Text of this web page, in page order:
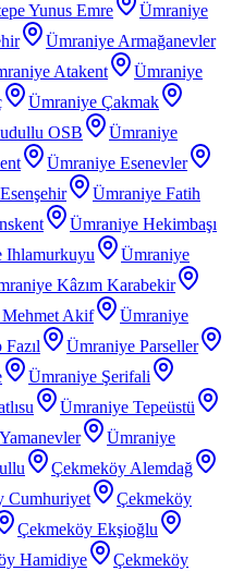
Yunus Emre
Ümraniye
Ümraniye Armağanevler
Atakent
Ümraniye
Ümraniye Çakmak
OSB
Ümraniye
Ümraniye Esenevler
Ümraniye Fatih
Ümraniye Hekimbaşı
Ihlamurkuyu
Ümraniye
Kâzım Karabekir
Akif
Ümraniye
Ümraniye Parseller
Ümraniye Şerifali
Ümraniye Tepeüstü
Ümraniye
Çekmeköy Alemdağ
Cumhuriyet
Çekmeköy
Çekmeköy Ekşioğlu
Hamidiye
Çekmeköy